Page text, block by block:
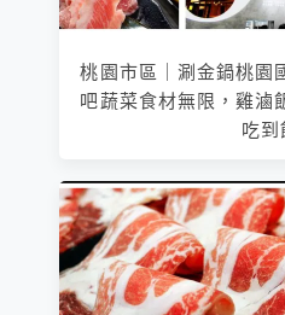
桃園市區｜涮金鍋桃園
吧蔬菜食材無限，雞滷
吃到